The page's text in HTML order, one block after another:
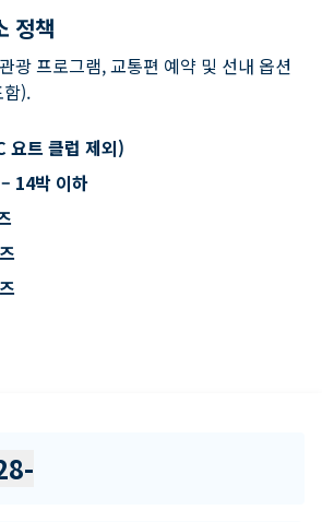
정책
광 프로그램, 교통편 예약 및 선내 옵션
).
요트 클럽 제외)
14박 이하
-